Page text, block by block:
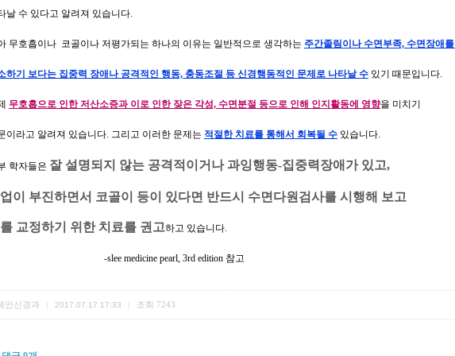
날 수 있다고 알려져 있습니다.
무호흡이나 코골이나 저평가되는 하나의 이유는 일반적으로 생각하는 주간졸림이나 수면부족, 수면장애를
하기 보다는 집중력 장애나 공격적인 행동, 충동조절 등 신경행동적인 문제로 나타날 수 있기 때문입니다.
무호흡으로 인한 저산소증과 이로 인한 잦은 각성, 수면분절 등으로 인해 인지활동에 영향을 미치기
이라고 알려져 있습니다. 그리고 이러한 문제는 적절한 치료를 통해서 회복될 수 있습니다.
학자들은 잘 설명되지 않는 공격적이거나 과잉행동-집중력장애가 있고,
이 부진하면서 코골이 등이 있다면 반드시 수면다원검사를 시행해 보고
교정하기 위한 치료를 권고하고 있습니다.
medicine pearl, 3rd edition 참고
인신경과 2017.07.17 17:33 조회 7243